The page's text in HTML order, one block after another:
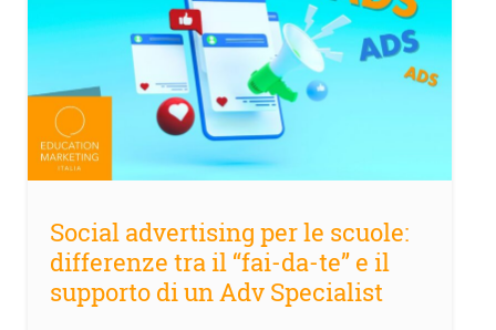
Social advertising per le scuole:
differenze tra il “fai-da-te” e il
supporto di un Adv Specialist